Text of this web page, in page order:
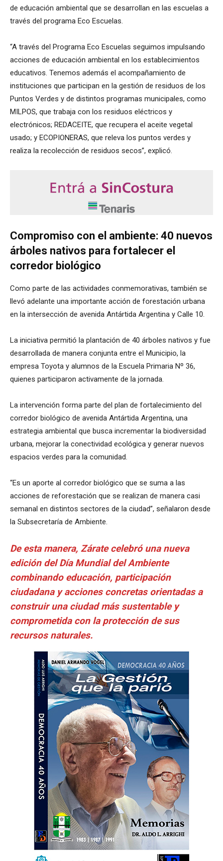
de educación ambiental que se desarrollan en las escuelas a
través del programa Eco Escuelas.
“A través del Programa Eco Escuelas seguimos impulsando
acciones de educación ambiental en los establecimientos
educativos. Tenemos además el acompañamiento de
instituciones que participan en la gestión de residuos de los
Puntos Verdes y de distintos programas municipales, como
MILPOS, que trabaja con los residuos eléctricos y
electrónicos; REDACEITE, que recupera el aceite vegetal
usado; y ECOPIONERAS, que releva los puntos verdes y
realiza la recolección de residuos secos”, explicó.
Compromiso con el ambiente: 40 nuevos
árboles nativos para fortalecer el
corredor biológico
Como parte de las actividades conmemorativas, también se
llevó adelante una importante acción de forestación urbana
en la intersección de avenida Antártida Argentina y Calle 10.
La iniciativa permitió la plantación de 40 árboles nativos y fue
desarrollada de manera conjunta entre el Municipio, la
empresa Toyota y alumnos de la Escuela Primaria Nº 36,
quienes participaron activamente de la jornada.
La intervención forma parte del plan de fortalecimiento del
corredor biológico de avenida Antártida Argentina, una
estrategia ambiental que busca incrementar la biodiversidad
urbana, mejorar la conectividad ecológica y generar nuevos
espacios verdes para la comunidad.
“Es un aporte al corredor biológico que se suma a las
acciones de reforestación que se realizan de manera casi
semanal en distintos sectores de la ciudad”, señalaron desde
la Subsecretaría de Ambiente.
De esta manera, Zárate celebró una nueva
edición del Día Mundial del Ambiente
combinando educación, participación
ciudadana y acciones concretas orientadas a
construir una ciudad más sustentable y
comprometida con la protección de sus
recursos naturales.